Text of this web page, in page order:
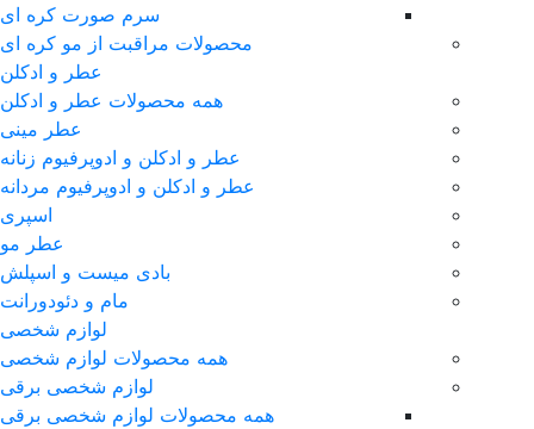
سرم صورت کره ای
محصولات مراقبت از مو کره ای
عطر و ادکلن
همه محصولات عطر و ادکلن
عطر مینی
عطر و ادکلن و ادوپرفیوم زنانه
عطر و ادکلن و ادوپرفیوم مردانه
اسپری
عطر مو
بادی میست و اسپلش
مام و دئودورانت
لوازم شخصی
همه محصولات لوازم شخصی
لوازم شخصی برقی
همه محصولات لوازم شخصی برقی